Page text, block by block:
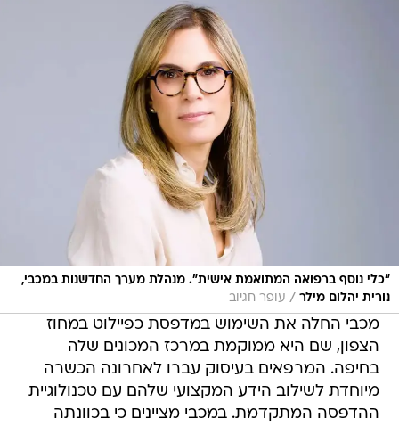
"כלי נוסף ברפואה המתואמת אישית". מנהלת מערך החדשנות במכבי,
נורית יהלום מילר / עופר חגיוב
מכבי החלה את השימוש במדפסת כפיילוט במחוז
הצפון, שם היא ממוקמת במרכז המכונים שלה
בחיפה. המרפאים בעיסוק עברו לאחרונה הכשרה
מיוחדת לשילוב הידע המקצועי שלהם עם טכנולוגיית
ההדפסה המתקדמת. במכבי מציינים כי בכוונתה